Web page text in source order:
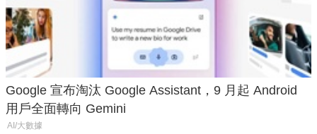
Google 宣布淘汰 Google Assistant，9 月起 Android
用戶全面轉向 Gemini
AI/大數據